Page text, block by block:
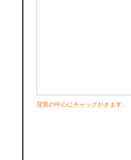
背骨の中心にチャックがきます。